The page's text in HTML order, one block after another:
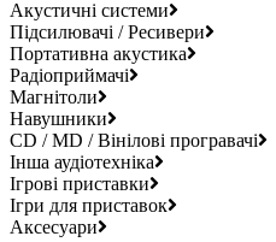
Акустичні системи
Підсилювачі / Ресивери
Портативна акустика
Радіоприймачі
Магнітоли
Навушники
CD / MD / Вінілові програвачі
Інша аудіотехніка
Ігрові приставки
Ігри для приставок
Аксесуари